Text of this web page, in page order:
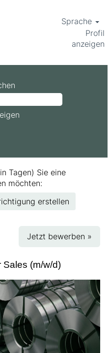
Sprache
Profil
anzeigen
Tagen) Sie eine
möchten:
erstellen
Jetzt bewerben »
Sales (m/w/d)